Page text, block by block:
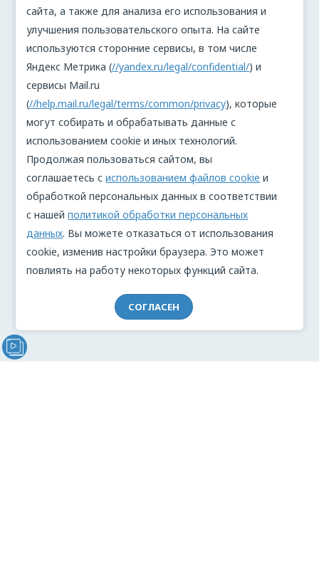
сайта, а также для анализа его использования и
улучшения пользовательского опыта. На сайте
используются сторонние сервисы, в том числе
Яндекс Метрика (//yandex.ru/legal/confidential/) и
сервисы Mail.ru
(//help.mail.ru/legal/terms/common/privacy), которые
могут собирать и обрабатывать данные с
использованием cookie и иных технологий.
Продолжая пользоваться сайтом, вы
соглашаетесь сиспользованием файлов cookie и
обработкой персональных данных в соответствии
с нашейполитикой обработки персональных
данных. Вы можете отказаться от использования
cookie, изменив настройки браузера. Это может
повлиять на работу некоторых функций сайта.
СОГЛАСЕН